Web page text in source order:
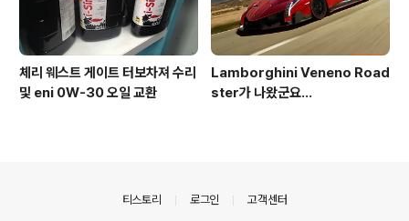
체리 웨스트 게이트 터보차져 수리
및 eni 0W-30 오일 교환
Lamborghini Veneno Road
ster가 나왔군요...
티스토리 로그인 고객센터